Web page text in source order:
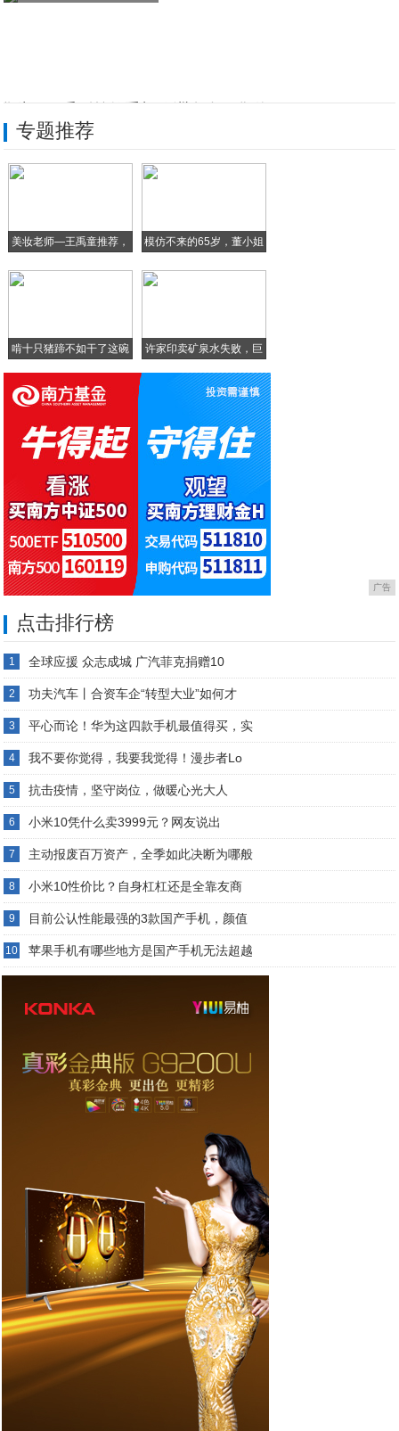
“多一倍”的高标准品质，Jeep大指挥官
疫情中勇于担当的“硬核”企业
专题推荐
美妆老师—王禹童推荐，
模仿不来的65岁，董小姐
啃十只猪蹄不如干了这碗
许家印卖矿泉水失败，巨
广告
点击排行榜
1 全球应援 众志成城 广汽菲克捐赠10
2 功夫汽车丨合资车企“转型大业”如何才
3 平心而论！华为这四款手机最值得买，实
4 我不要你觉得，我要我觉得！漫步者Lo
5 抗击疫情，坚守岗位，做暖心光大人
6 小米10凭什么卖3999元？网友说出
7 主动报废百万资产，全季如此决断为哪般
8 小米10性价比？自身杠杠还是全靠友商
9 目前公认性能最强的3款国产手机，颜值
10 苹果手机有哪些地方是国产手机无法超越